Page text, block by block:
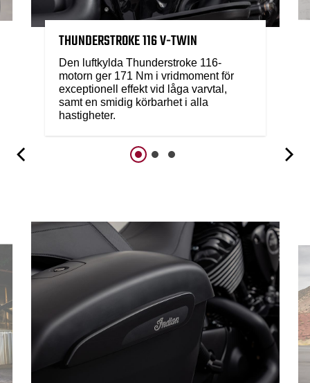
THUNDERSTROKE 116 V-TWIN
Den luftkylda Thunderstroke 116-
motorn ger 171 Nm i vridmoment för
exceptionell effekt vid låga varvtal,
samt en smidig körbarhet i alla
hastigheter.